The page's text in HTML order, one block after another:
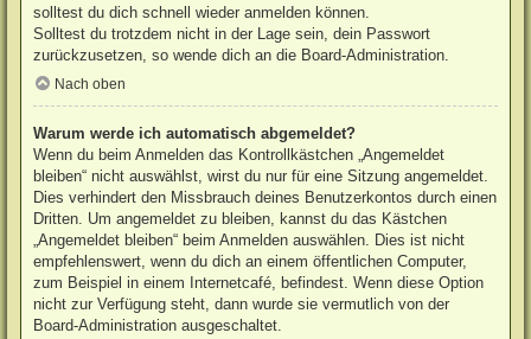
solltest du dich schnell wieder anmelden können.
Solltest du trotzdem nicht in der Lage sein, dein Passwort
zurückzusetzen, so wende dich an die Board-Administration.
Nach oben
Warum werde ich automatisch abgemeldet?
Wenn du beim Anmelden das Kontrollkästchen „Angemeldet
bleiben“ nicht auswählst, wirst du nur für eine Sitzung angemeldet.
Dies verhindert den Missbrauch deines Benutzerkontos durch einen
Dritten. Um angemeldet zu bleiben, kannst du das Kästchen
„Angemeldet bleiben“ beim Anmelden auswählen. Dies ist nicht
empfehlenswert, wenn du dich an einem öffentlichen Computer,
zum Beispiel in einem Internetcafé, befindest. Wenn diese Option
nicht zur Verfügung steht, dann wurde sie vermutlich von der
Board-Administration ausgeschaltet.